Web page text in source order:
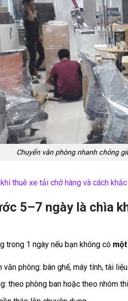
Chuyển văn phòng nhanh chóng
thuê xe tải chở hàng và cách
5–7 ngày là chìa
trong 1 ngày nếu bạn không có
phòng: bàn ghế, máy tính, tài liệu
theo phòng ban hoặc theo nhóm